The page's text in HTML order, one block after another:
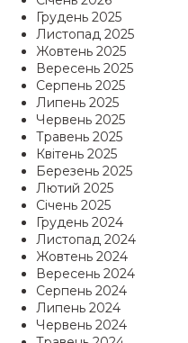
Грудень 2025
Листопад 2025
Жовтень 2025
Вересень 2025
Серпень 2025
Липень 2025
Червень 2025
Травень 2025
Квітень 2025
Березень 2025
Лютий 2025
Січень 2025
Грудень 2024
Листопад 2024
Жовтень 2024
Вересень 2024
Серпень 2024
Липень 2024
Червень 2024